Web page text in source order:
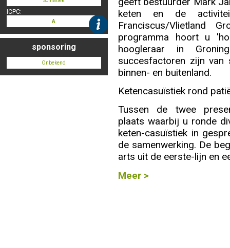
Registreren
ICPC:
A
sponsoring
Onbekend
keten en de
Franciscus/Vlietland
programma hoort u
hoogleraar in
succesfactoren zijn van
binnen- en buitenland.
Ketencasuïstiek rond
Tussen de twee
plaats waarbij u ronde
keten-casuïstiek in
de samenwerking. De
arts uit de eerste-lijn en
Meer >